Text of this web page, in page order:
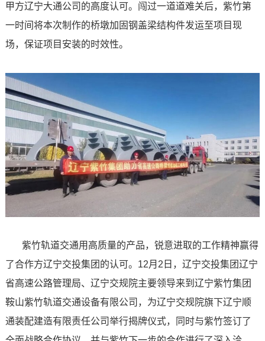
甲方辽宁大通公司的高度认可。闯过一道道难关后，紫竹第
一时间将本次制作的桥墩加固钢盖梁结构件发运至项目现
场，保证项目安装的时效性。
紫竹轨道交通用高质量的产品，锐意进取的工作精神赢得
了合作方辽宁交投集团的认可。12月2日，辽宁交投集团辽宁
省高速公路管理局、辽宁交规院主要领导来到辽宁紫竹集团
鞍山紫竹轨道交通设备有限公司，为辽宁交规院旗下辽宁顺
通装配建造有限责任公司举行揭牌仪式，同时与紫竹签订了